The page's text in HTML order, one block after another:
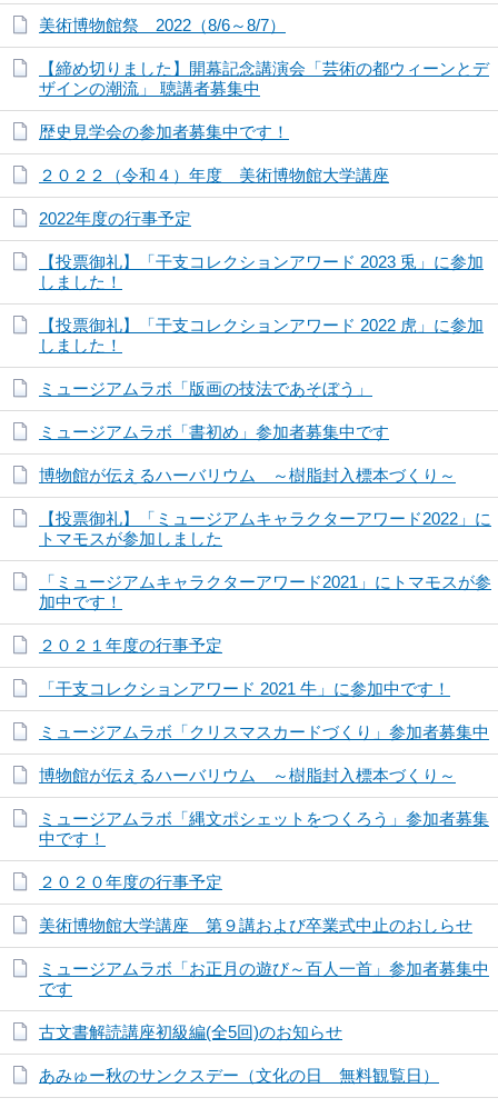
美術博物館祭 2022（8/6～8/7）
【締め切りました】開幕記念講演会「芸術の都ウィーンとデ
ザインの潮流」 聴講者募集中
歴史見学会の参加者募集中です！
２０２２（令和４）年度 美術博物館大学講座
2022年度の行事予定
【投票御礼】「干支コレクションアワード 2023 兎」に参加
しました！
【投票御礼】「干支コレクションアワード 2022 虎」に参加
しました！
ミュージアムラボ「版画の技法であそぼう」
ミュージアムラボ「書初め」参加者募集中です
博物館が伝えるハーバリウム ～樹脂封入標本づくり～
【投票御礼】「ミュージアムキャラクターアワード2022」に
トマモスが参加しました
「ミュージアムキャラクターアワード2021」にトマモスが参
加中です！
２０２１年度の行事予定
「干支コレクションアワード 2021 牛」に参加中です！
ミュージアムラボ「クリスマスカードづくり」参加者募集中
博物館が伝えるハーバリウム ～樹脂封入標本づくり～
ミュージアムラボ「縄文ポシェットをつくろう」参加者募集
中です！
２０２０年度の行事予定
美術博物館大学講座 第９講および卒業式中止のおしらせ
ミュージアムラボ「お正月の遊び～百人一首」参加者募集中
です
古文書解読講座初級編(全5回)のお知らせ
あみゅー秋のサンクスデー（文化の日 無料観覧日）